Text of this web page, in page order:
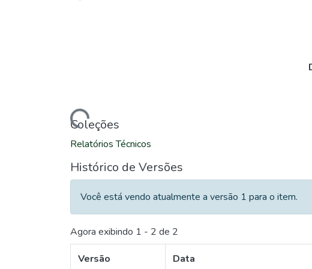
Carregando...
Coleções
Relatórios Técnicos
Histórico de Versões
Você está vendo atualmente a versão 1 para o item.
Agora exibindo 1 - 2 de 2
Versão Data